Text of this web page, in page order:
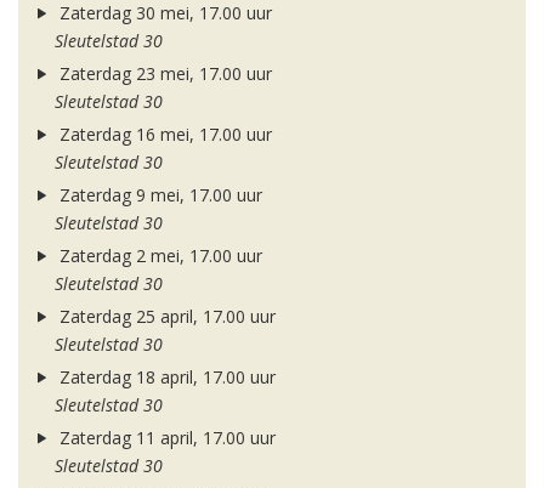
Zaterdag 30 mei, 17.00 uur
Sleutelstad 30
Zaterdag 23 mei, 17.00 uur
Sleutelstad 30
Zaterdag 16 mei, 17.00 uur
Sleutelstad 30
Zaterdag 9 mei, 17.00 uur
Sleutelstad 30
Zaterdag 2 mei, 17.00 uur
Sleutelstad 30
Zaterdag 25 april, 17.00 uur
Sleutelstad 30
Zaterdag 18 april, 17.00 uur
Sleutelstad 30
Zaterdag 11 april, 17.00 uur
Sleutelstad 30